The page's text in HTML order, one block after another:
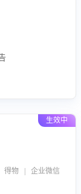
生效中
物 | 企业微信